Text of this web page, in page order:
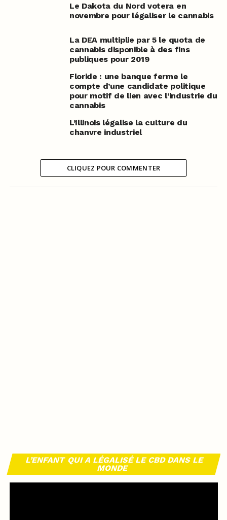
Le Dakota du Nord votera en
novembre pour légaliser le cannabis
La DEA multiplie par 5 le quota de
cannabis disponible à des fins
publiques pour 2019
Floride : une banque ferme le
compte d’une candidate politique
pour motif de lien avec l’industrie du
cannabis
L’Illinois légalise la culture du
chanvre industriel
CLIQUEZ POUR COMMENTER
L’ENFANT QUI A LÉGALISÉ LE CBD DANS LE
MONDE